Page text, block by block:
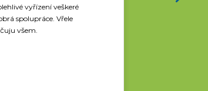
vyřízení veškeré
spolupráce. Vřele
všem.